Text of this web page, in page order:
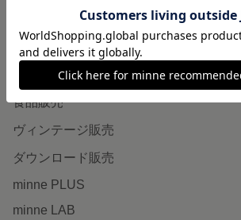
作品販売について
minneで売りたい
食品販売
ヴィンテージ販売
ダウンロード販売
minne PLUS
minne LAB